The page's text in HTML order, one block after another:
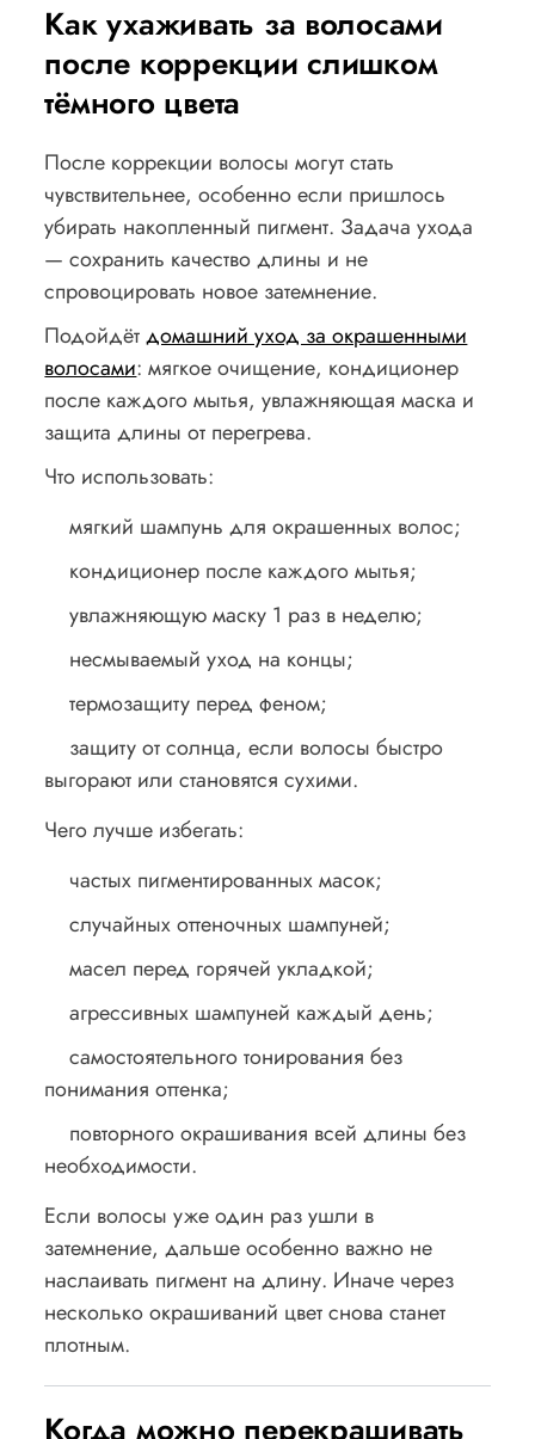
Как ухаживать за волосами
после коррекции слишком
тёмного цвета
После коррекции волосы могут стать
чувствительнее, особенно если пришлось
убирать накопленный пигмент. Задача ухода
— сохранить качество длины и не
спровоцировать новое затемнение.
Подойдётдомашний уход за окрашенными
волосами: мягкое очищение, кондиционер
после каждого мытья, увлажняющая маска и
защита длины от перегрева.
Что использовать:
мягкий шампунь для окрашенных волос;
кондиционер после каждого мытья;
увлажняющую маску 1 раз в неделю;
несмываемый уход на концы;
термозащиту перед феном;
защиту от солнца, если волосы быстро
выгорают или становятся сухими.
Чего лучше избегать:
частых пигментированных масок;
случайных оттеночных шампуней;
масел перед горячей укладкой;
агрессивных шампуней каждый день;
самостоятельного тонирования без
понимания оттенка;
повторного окрашивания всей длины без
необходимости.
Если волосы уже один раз ушли в
затемнение, дальше особенно важно не
наслаивать пигмент на длину. Иначе через
несколько окрашиваний цвет снова станет
плотным.
Когда можно перекрашивать